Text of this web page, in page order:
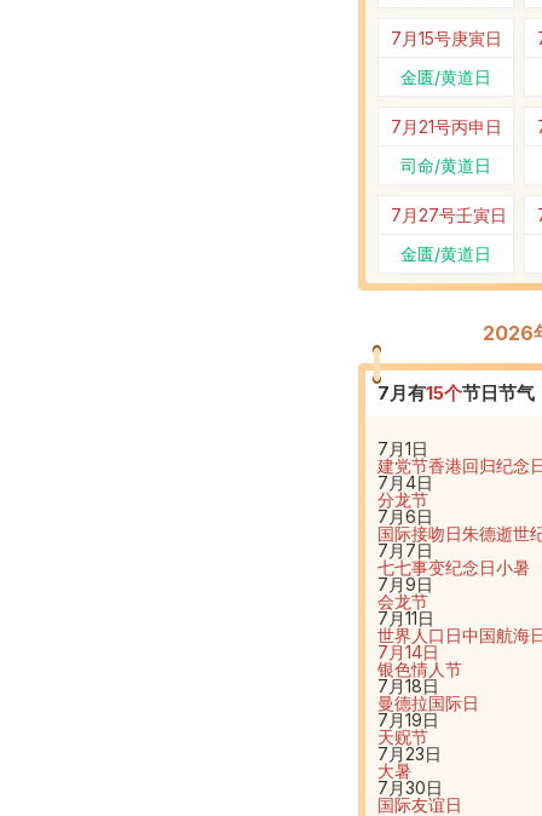
7月15号庚寅日
金匮/黄道日
7月21号丙申日
司命/黄道日
7月27号壬寅日
金匮/黄道日
2026
7月有15个节日节气
7月1日
建党节香港回归纪念
7月4日
分龙节
7月6日
国际接吻日朱德逝世
7月7日
七七事变纪念日小暑
7月9日
会龙节
7月11日
世界人口日中国航海
7月14日
银色情人节
7月18日
曼德拉国际日
7月19日
天贶节
7月23日
大暑
7月30日
国际友谊日